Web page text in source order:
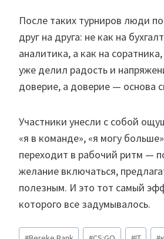
После таких турниров люди
друг на друга: не как на
аналитика, а как на
уже делил радость и
доверие, а доверие — основа
Участники унесли с собой
«я в команде», «я могу
переходит в рабочий ритм —
желание включаться,
полезным. И это тот самый
которого все задумывалось.
Метки